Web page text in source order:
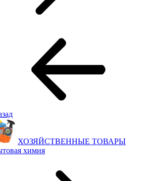
ХОЗЯЙСТВЕННЫЕ ТОВАРЫ
химия